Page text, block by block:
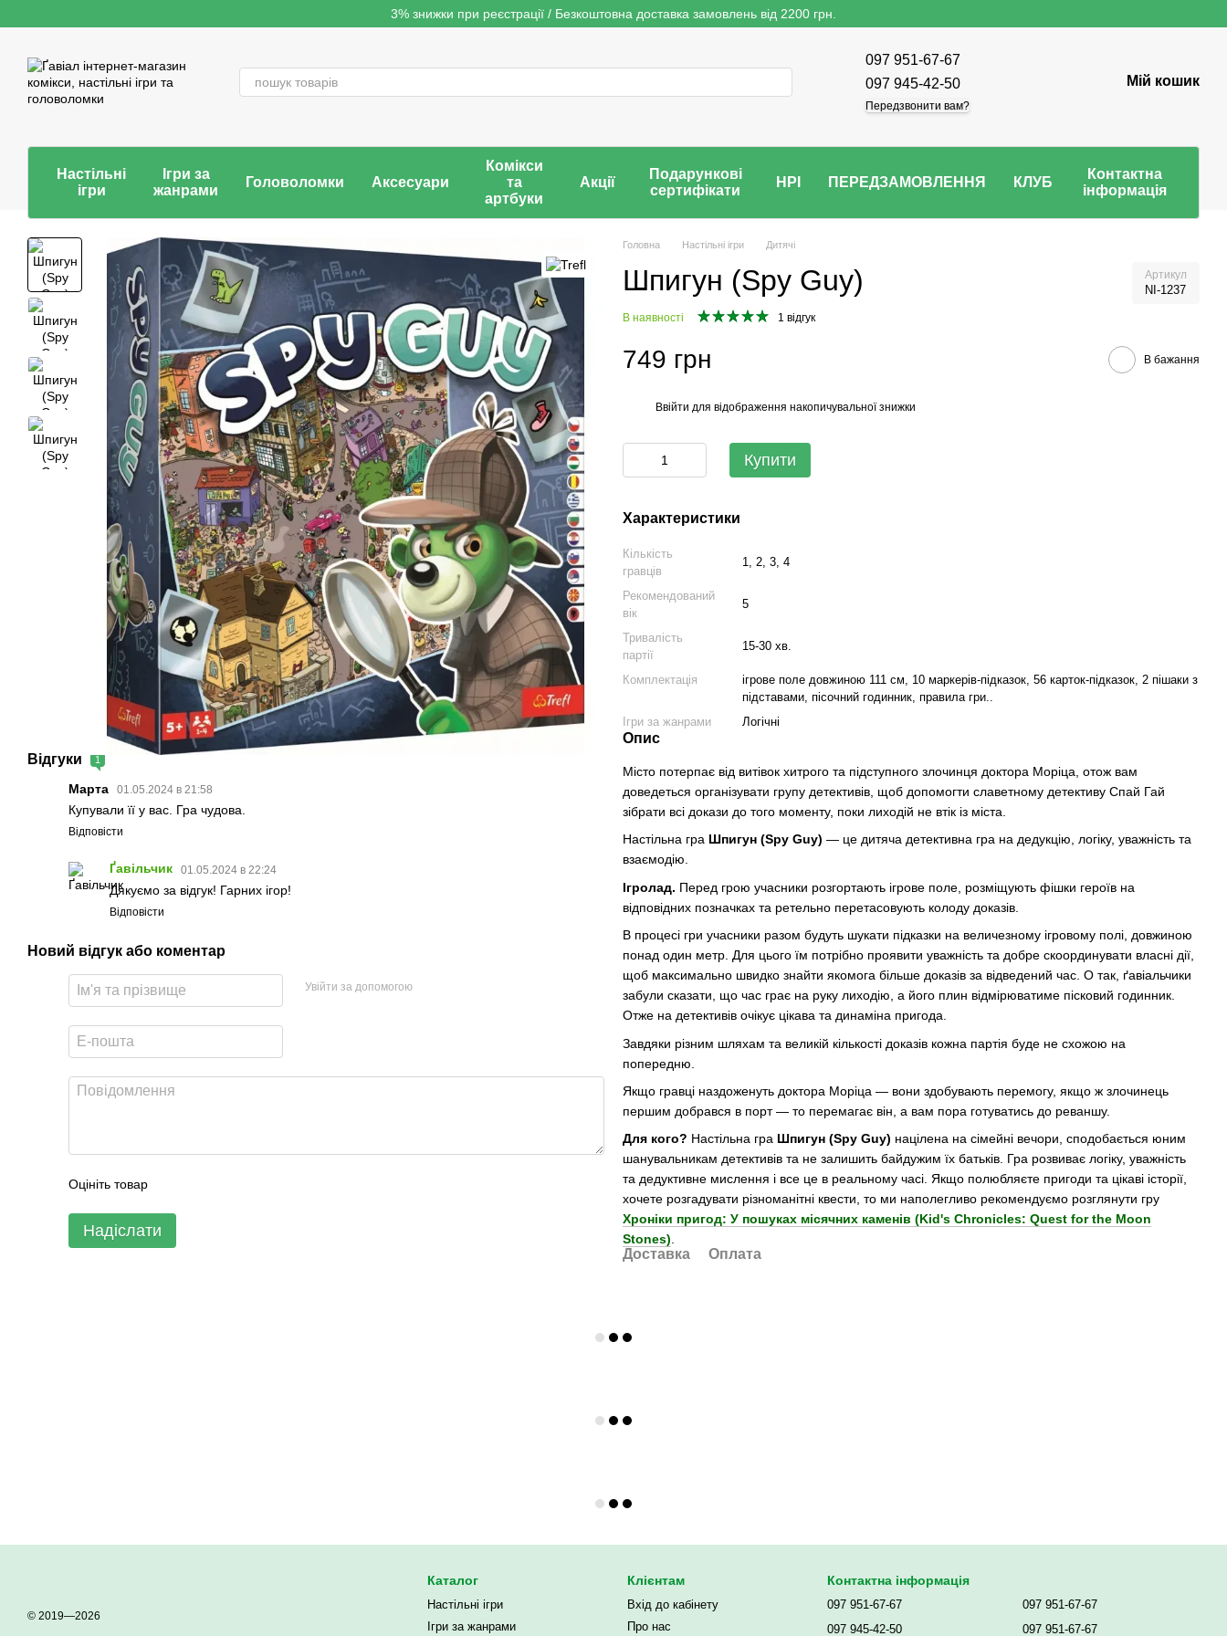
3% знижки при реєстрації / Безкоштовна доставка замовлень від 2200 грн.
097 951-67-67
097 945-42-50
Передзвонити вам?
Мій кошик
Настільні
ігри
Ігри за
жанрами
Головоломки Аксесуари
Комікси
та
артбуки
Акції
Подарункові
сертифікати
НРІ ПЕРЕДЗАМОВЛЕННЯ КЛУБ
Контактна
інформація
Відгуки 1
Марта 01.05.2024 в 21:58
Купували її у вас. Гра чудова.
Відповісти
Ґавільчик 01.05.2024 в 22:24
Дякуємо за відгук! Гарних ігор!
Відповісти
Новий відгук або коментар
Увійти за допомогою
Оцініть товар
Надіслати
Головна Настільні ігри Дитячі
Шпигун (Spy Guy) Артикул
NI-1237
В наявності 1 відгук
749 грн В бажання
Ввійти для відображення накопичувальної знижки
Купити
Характеристики
Кількість
гравців
1, 2, 3, 4
Рекомендований
вік
5
Тривалість
партії
15-30 хв.
Комплектація
ігрове поле довжиною 111 см, 10 маркерів-підказок, 56 карток-підказок, 2 пішаки з
підставами, пісочний годинник, правила гри..
Ігри за жанрами
Логічні
Опис
Місто потерпає від витівок хитрого та підступного злочинця доктора Моріца, отож вам
доведеться організувати групу детективів, щоб допомогти славетному детективу Спай Гай
зібрати всі докази до того моменту, поки лиходій не втік із міста.
Настільна гра Шпигун (Spy Guy) — це дитяча детективна гра на дедукцію, логіку, уважність та
взаємодію.
Ігролад. Перед грою учасники розгортають ігрове поле, розміщують фішки героїв на
відповідних позначках та ретельно перетасовують колоду доказів.
В процесі гри учасники разом будуть шукати підказки на величезному ігровому полі, довжиною
понад один метр. Для цього їм потрібно проявити уважність та добре скоординувати власні дії,
щоб максимально швидко знайти якомога більше доказів за відведений час. О так, ґавіальчики
забули сказати, що час грає на руку лиходію, а його плин відмірюватиме пісковий годинник.
Отже на детективів очікує цікава та динаміна пригода.
Завдяки різним шляхам та великій кількості доказів кожна партія буде не схожою на
попередню.
Якщо гравці наздоженуть доктора Моріца — вони здобувають перемогу, якщо ж злочинець
першим добрався в порт — то перемагає він, а вам пора готуватись до реваншу.
Для кого? Настільна гра Шпигун (Spy Guy) націлена на сімейні вечори, сподобається юним
шанувальникам детективів та не залишить байдужим їх батьків. Гра розвиває логіку, уважність
та дедуктивне мислення і все це в реальному часі. Якщо полюбляєте пригоди та цікаві історії,
хочете розгадувати різноманітні квести, то ми наполегливо рекомендуємо розглянути гру
Хроніки пригод: У пошуках місячних каменів (Kid's Chronicles: Quest for the Moon
Stones).
Доставка Оплата
© 2019—2026
Каталог
Настільні ігри
Ігри за жанрами
Клієнтам
Вхід до кабінету
Про нас
Контактна інформація
097 951-67-67
097 945-42-50
097 951-67-67
097 951-67-67